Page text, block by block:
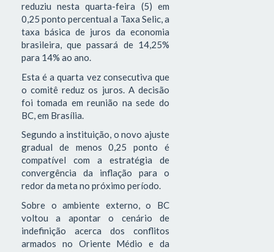
reduziu nesta quarta-feira (5) em
0,25 ponto percentual a Taxa Selic, a
taxa básica de juros da economia
brasileira, que passará de 14,25%
para 14% ao ano.
Esta é a quarta vez consecutiva que
o comitê reduz os juros. A decisão
foi tomada em reunião na sede do
BC, em Brasília.
Segundo a instituição, o novo ajuste
gradual de menos 0,25 ponto é
compatível com a estratégia de
convergência da inflação para o
redor da meta no próximo período.
Sobre o ambiente externo, o BC
voltou a apontar o cenário de
indefinição acerca dos conflitos
armados no Oriente Médio e da